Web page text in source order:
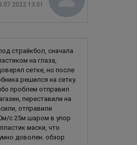
13:01
страйкбол, сначала
на глаза,
сетке, но после
решился на сетку.
проблем отправил
переставили на
отправили
с 25м шаром в упор
маски, что
доволен. обзор